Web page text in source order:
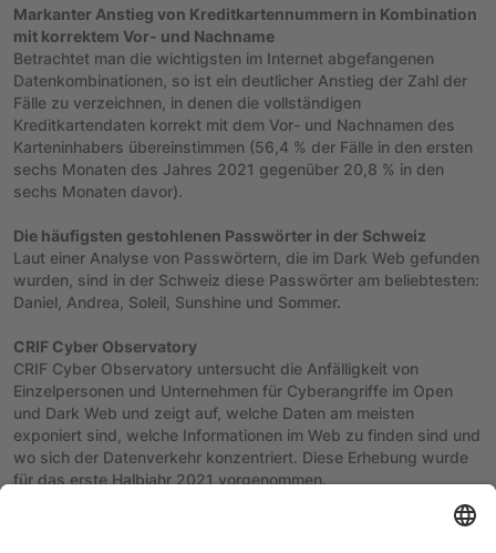
Markanter Anstieg von Kreditkartennummern in Kombination
mit korrektem Vor- und Nachname
Betrachtet man die wichtigsten im Internet abgefangenen
Datenkombinationen, so ist ein deutlicher Anstieg der Zahl der
Fälle zu verzeichnen, in denen die vollständigen
Kreditkartendaten korrekt mit dem Vor- und Nachnamen des
Karteninhabers übereinstimmen (56,4 % der Fälle in den ersten
sechs Monaten des Jahres 2021 gegenüber 20,8 % in den
sechs Monaten davor).
Die häufigsten gestohlenen Passwörter in der Schweiz
Laut einer Analyse von Passwörtern, die im Dark Web gefunden
wurden, sind in der Schweiz diese Passwörter am beliebtesten:
Daniel, Andrea, Soleil, Sunshine und Sommer.
CRIF Cyber Observatory
CRIF Cyber Observatory untersucht die Anfälligkeit von
Einzelpersonen und Unternehmen für Cyberangriffe im Open
und Dark Web und zeigt auf, welche Daten am meisten
exponiert sind, welche Informationen im Web zu finden sind und
wo sich der Datenverkehr konzentriert. Diese Erhebung wurde
für das erste Halbjahr 2021 vorgenommen.